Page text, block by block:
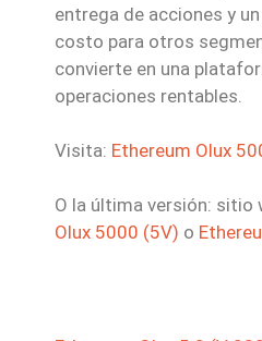
entrega de acciones y
costo para otros
convierte en una
operaciones rentables.
Visita: Ethereum Olux
O la última versión: sitio
Olux 5000 (5V) o